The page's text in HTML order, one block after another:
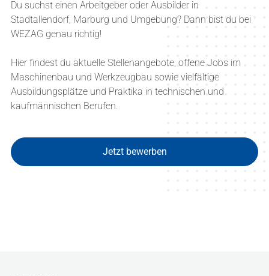
Du suchst einen Arbeitgeber oder Ausbilder in
Stadtallendorf, Marburg und Umgebung? Dann bist du bei
WEZAG genau richtig!
Hier findest du aktuelle Stellenangebote, offene Jobs im
Maschinenbau und Werkzeugbau sowie vielfältige
Ausbildungsplätze und Praktika in technischen und
kaufmännischen Berufen.
Jetzt bewerben